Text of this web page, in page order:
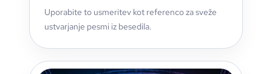
Uporabite to usmeritev kot referenco za sveže
ustvarjanje pesmi iz besedila.